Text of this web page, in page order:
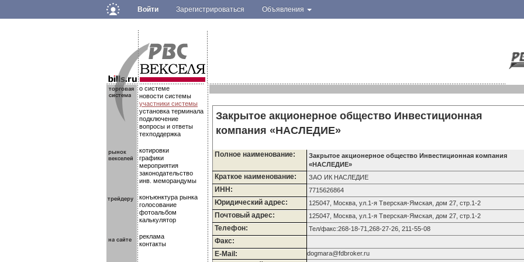
Войти Зарегистрироваться Объявления
.
.о системе
новости системы
участники системы
установка терминала
подключение
вопросы и ответы
техподдержка
котировки
графики
мероприятия
законодательство
инв. меморандумы
конъюнктура рынка
голосование
фотоальбом
калькулятор
реклама
контакты
.
Закрытое акционерное общество Инвестиционная
компания «НАСЛЕДИЕ»
Полное наименование:
Закрытое акционерное общество Инвестиционная компания
«НАСЛЕДИЕ»
Краткое наименование: ЗАО ИК НАСЛЕДИЕ
ИНН: 7715626864
Юридический адрес: 125047, Москва, ул.1-я Тверская-Ямская, дом 27, стр.1-2
Почтовый адрес: 125047, Москва, ул.1-я Тверская-Ямская, дом 27, стр.1-2
Телефон: Тел/факс:268-18-71,268-27-26, 211-55-08
Факс:
E-Mail:
dogmara@fdbroker.ru